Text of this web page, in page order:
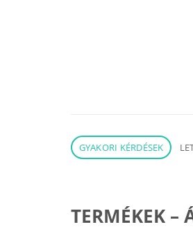
GYAKORI KÉRDÉSEK
TERMÉKEK –